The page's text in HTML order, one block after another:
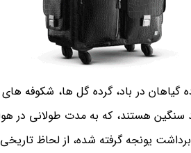
در باد، گرده گل ها، شکوفه
هستند، که به مدت طولانی در
یونجه گرفته شده، از لحاظ